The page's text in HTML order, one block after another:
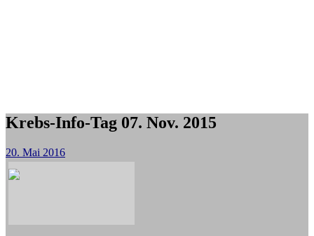
Krebs-Info-Tag 07. Nov. 2015
20. Mai 2016